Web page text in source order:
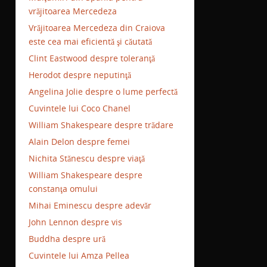
vrăjitoarea Mercedeza
Vrăjitoarea Mercedeza din Craiova
este cea mai eficientă şi căutată
Clint Eastwood despre toleranţă
Herodot despre neputinţă
Angelina Jolie despre o lume perfectă
Cuvintele lui Coco Chanel
William Shakespeare despre trădare
Alain Delon despre femei
Nichita Stănescu despre viaţă
William Shakespeare despre
constanţa omului
Mihai Eminescu despre adevăr
John Lennon despre vis
Buddha despre ură
Cuvintele lui Amza Pellea